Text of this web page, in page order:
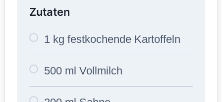
Zutaten
1 kg festkochende Kartoffeln
500 ml Vollmilch